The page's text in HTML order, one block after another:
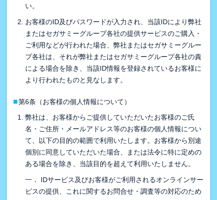
い。
お客様のID及びパスワードが入力され、当該IDにより弊社
またはセガサミーグループ各社の提供サービスのご購入・
ご利用などが行われた場合、弊社またはセガサミーグルー
プ各社は、それが弊社またはセガサミーグループ各社の責
による場合を除き、当該ID情報を登録されているお客様に
より行われたものと見なします。
■第6条（お客様の個人情報について）
弊社は、お客様からご提供していただいたお客様のご氏
名・ご住所・メールアドレス等のお客様の個人情報につい
て、以下の目的の範囲で利用いたします。お客様から別途
個別に同意していただいた場合、または法令に特に定めの
ある場合を除き、当該目的を超えて利用いたしません。
一． IDサービス及びお客様がご利用されるオンラインサー
ビスの提供、これに関するお問合せ・調査等の対応のため